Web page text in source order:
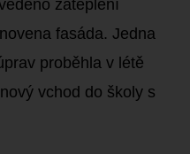
zateplení
fasáda. Jedna
proběhla v létě
vchod do školy s